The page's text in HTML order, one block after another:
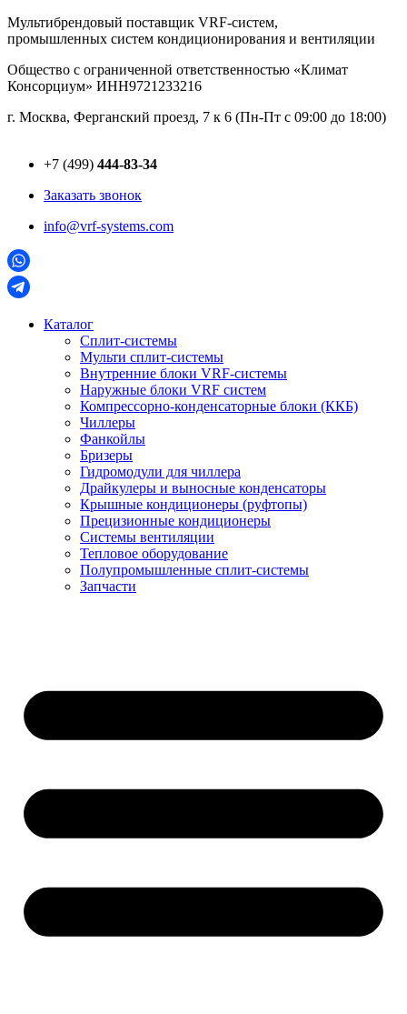
Перейти
к
Мультибрендовый поставщик VRF-cистем,
промышленных систем кондиционирования и вентиляции
Общество с ограниченной ответственностью «Климат
Консорциум» ИНН9721233216
г. Москва, Ферганский проезд, 7 к 6 (Пн-Пт с 09:00 до 18:00)
+7 (499) 444-83-34
Заказать звонок
info@vrf-systems.com
Каталог
Сплит-системы
Мульти сплит-системы
Внутренние блоки VRF-cистемы
Наружные блоки VRF cистем
Компрессорно-конденсаторные блоки (ККБ)
Чиллеры
Фанкойлы
Бризеры
Гидромодули для чиллера
Драйкулеры и выносные конденсаторы
Крышные кондиционеры (руфтопы)
Прецизионные кондиционеры
Системы вентиляции
Тепловое оборудование
Полупромышленные сплит-системы
Запчасти